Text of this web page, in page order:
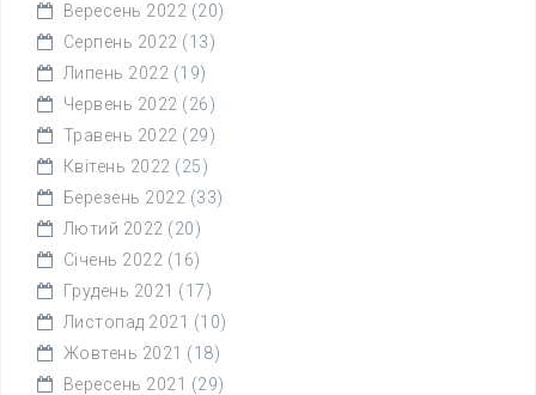
Вересень 2022 (20)
Серпень 2022 (13)
Липень 2022 (19)
Червень 2022 (26)
Травень 2022 (29)
Квітень 2022 (25)
Березень 2022 (33)
Лютий 2022 (20)
Січень 2022 (16)
Грудень 2021 (17)
Листопад 2021 (10)
Жовтень 2021 (18)
Вересень 2021 (29)